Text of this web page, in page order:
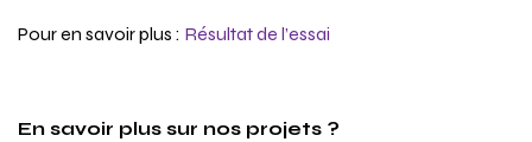
Pour en savoir plus : Résultat de l’essai
En savoir plus sur nos projets ?